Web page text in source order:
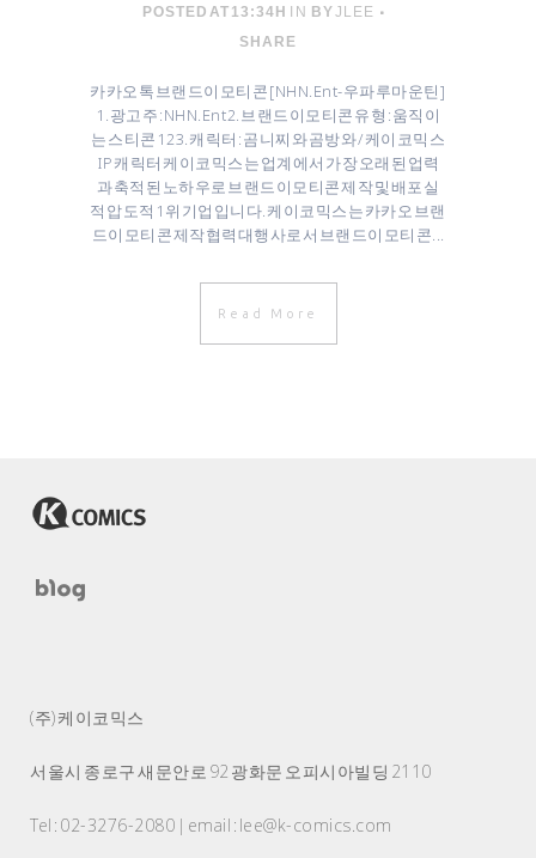
POSTED AT 13:34H IN BYJLEE
SHARE
카카오톡 브랜드이모티콘 [ NHN.Ent-우파루마운틴 ]
1. 광고주 : NHN.Ent 2. 브랜드이모티콘 유형 : 움직이
는 스티콘 12 3. 캐릭터 : 곰니찌와 곰방와 / 케이코믹스
IP 캐릭터 케이코믹스는 업계에서 가장 오래된 업력
과 축적된 노하우로 브랜드이모티콘 제작 및 배포 실
적 압도적 1위 기업입니다. 케이코믹스는 카카오 브랜
드이모티콘 제작협력대행사로서 브랜드이모티콘...
Read More
(주) 케이코믹스
서울시 종로구 새문안로 92 광화문 오피시아빌딩 2110
Tel : 02-3276-2080 | email : lee@k-comics.com